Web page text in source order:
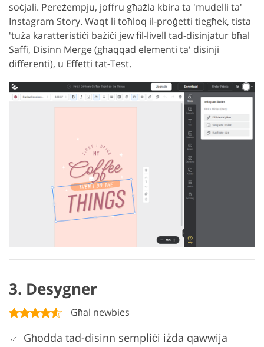
soċjali. Pereżempju, joffru għażla kbira ta 'mudelli ta'
Instagram Story. Waqt li toħloq il-proġetti tiegħek, tista
'tuża karatteristiċi bażiċi jew fil-livell tad-disinjatur bħal
Saffi, Disinn Merge (għaqqad elementi ta' disinji
differenti), u Effetti tat-Test.
3. Desygner
Għal newbies
Għodda tad-disinn sempliċi iżda qawwija